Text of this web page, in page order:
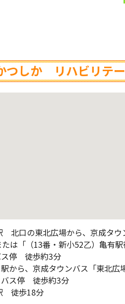
つしか リハビリテ
口の東北広場から、京成タウ
は「（13番・新小52乙）亀有
ス停 徒歩約3分
から、京成タウンバス「東北広
バス停 徒歩約3分
徒歩18分